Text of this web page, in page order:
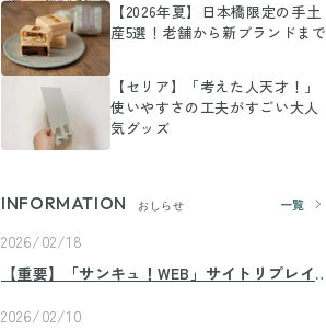
【2026年夏】日本橋限定の手土
産5選！老舗から新ブランドまで
【セリア】「考えた人天才！」
使いやすさの工夫がすごい大人
気グッズ
INFORMATION おしらせ 一覧
2026/02/18
【重要】「サンキュ！WEB」サイトリプレイ
2026/02/10